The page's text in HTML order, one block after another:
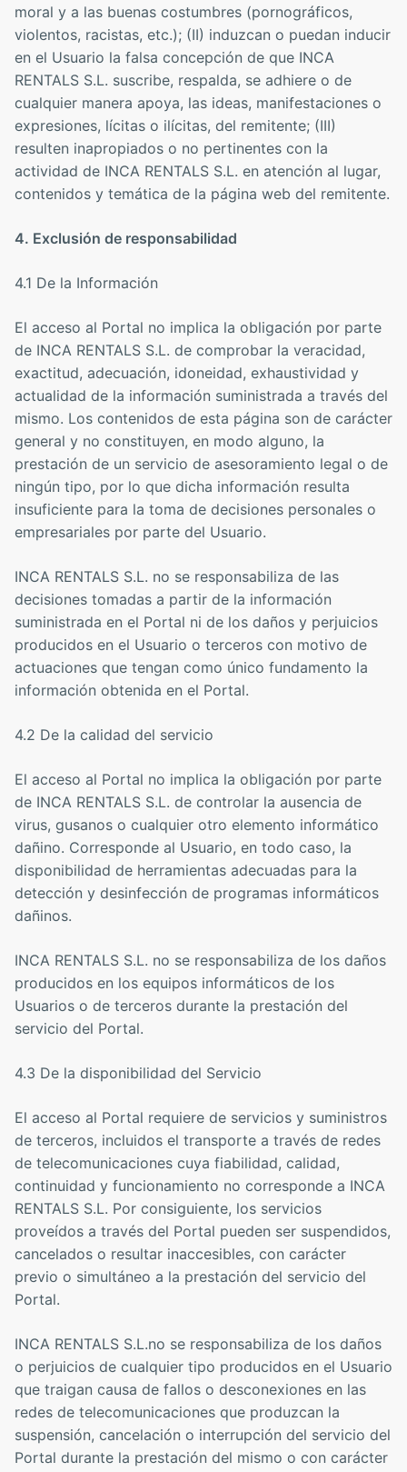
moral y a las buenas costumbres (pornográficos,
violentos, racistas, etc.); (II) induzcan o puedan inducir
en el Usuario la falsa concepción de que INCA
RENTALS S.L. suscribe, respalda, se adhiere o de
cualquier manera apoya, las ideas, manifestaciones o
expresiones, lícitas o ilícitas, del remitente; (III)
resulten inapropiados o no pertinentes con la
actividad de INCA RENTALS S.L. en atención al lugar,
contenidos y temática de la página web del remitente.
4. Exclusión de responsabilidad
4.1 De la Información
El acceso al Portal no implica la obligación por parte
de INCA RENTALS S.L. de comprobar la veracidad,
exactitud, adecuación, idoneidad, exhaustividad y
actualidad de la información suministrada a través del
mismo. Los contenidos de esta página son de carácter
general y no constituyen, en modo alguno, la
prestación de un servicio de asesoramiento legal o de
ningún tipo, por lo que dicha información resulta
insuficiente para la toma de decisiones personales o
empresariales por parte del Usuario.
INCA RENTALS S.L. no se responsabiliza de las
decisiones tomadas a partir de la información
suministrada en el Portal ni de los daños y perjuicios
producidos en el Usuario o terceros con motivo de
actuaciones que tengan como único fundamento la
información obtenida en el Portal.
4.2 De la calidad del servicio
El acceso al Portal no implica la obligación por parte
de INCA RENTALS S.L. de controlar la ausencia de
virus, gusanos o cualquier otro elemento informático
dañino. Corresponde al Usuario, en todo caso, la
disponibilidad de herramientas adecuadas para la
detección y desinfección de programas informáticos
dañinos.
INCA RENTALS S.L. no se responsabiliza de los daños
producidos en los equipos informáticos de los
Usuarios o de terceros durante la prestación del
servicio del Portal.
4.3 De la disponibilidad del Servicio
El acceso al Portal requiere de servicios y suministros
de terceros, incluidos el transporte a través de redes
de telecomunicaciones cuya fiabilidad, calidad,
continuidad y funcionamiento no corresponde a INCA
RENTALS S.L. Por consiguiente, los servicios
proveídos a través del Portal pueden ser suspendidos,
cancelados o resultar inaccesibles, con carácter
previo o simultáneo a la prestación del servicio del
Portal.
INCA RENTALS S.L.no se responsabiliza de los daños
o perjuicios de cualquier tipo producidos en el Usuario
que traigan causa de fallos o desconexiones en las
redes de telecomunicaciones que produzcan la
suspensión, cancelación o interrupción del servicio del
Portal durante la prestación del mismo o con carácter